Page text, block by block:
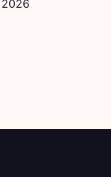
2026